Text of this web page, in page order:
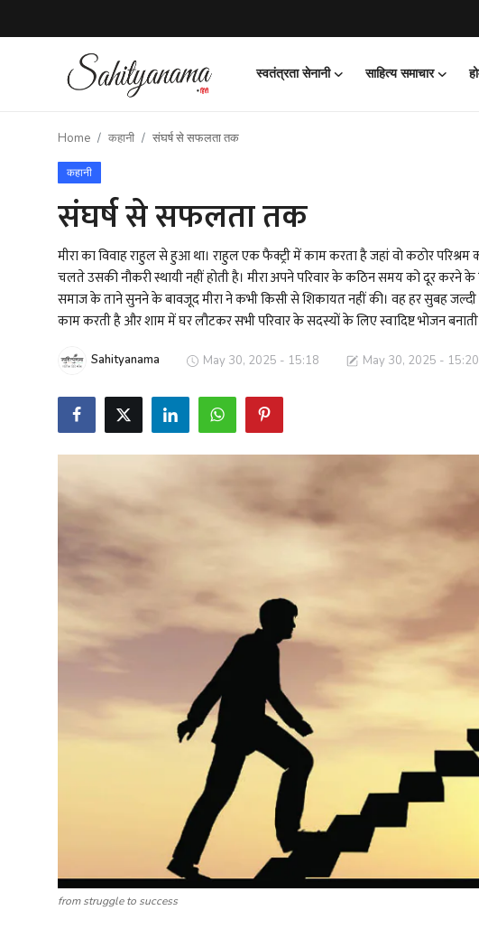
स्वतंत्रता सेनानी साहित्य समाचार
Register
साहित्य समाचार
Home कहानी संघर्ष से सफलता तक
कहानी
संघर्ष से सफलता तक
मीरा का विवाह राहुल से हुआ था। राहुल एक फैक्ट्री में काम करता है जहां वो कठोर
चलते उसकी नौकरी स्थायी नहीं होती है। मीरा अपने परिवार के कठिन समय को दूर करने
समाज के ताने सुनने के बावजूद मीरा ने कभी किसी से शिकायत नहीं की। वह हर सुबह
काम करती है और शाम में घर लौटकर सभी परिवार के सदस्यों के लिए स्वादिष्ट भोजन
Sahityanama May 30, 2025 - 15:18 May 30, 2025 - 15:20
from struggle to success